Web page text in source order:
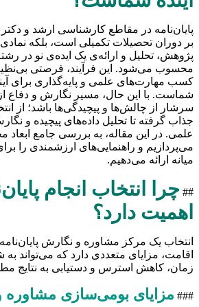
پایان‌نامه در مقاطع کارشناسی ارشد و
بر دوران تحصیلات تکمیلی است، بلکه نمادی
پژوهش، تحلیل و ارائه‌ی یک ایده‌ی نو در
محسوب می‌شود. این فرآیند، فرصتی
کسب مهارت‌های علمی و پایه‌گذاری برای
شماست. با این حال، مسیر نگارش و دفاع از
سرشار از چالش‌ها و پیچیدگی‌ها باشد؛ از
جذاب گرفته تا تحلیل داده‌های پیچیده و
علمی. در این مقاله، به بررسی جامع ابعاد
می‌پردازیم و راهنمایی‌های ارزشمندی را
میانه ارائه می‌دهیم.
## چرا انتخاب انجام
اهمیت دارد؟
انتخاب یک مرکز مشاوره و نگارش
اقامت، مزایای متعددی دارد که می‌تواند
زمان، کاهش استرس و دستیابی به نتایج
### مزایای بومی‌سازی مشاوره